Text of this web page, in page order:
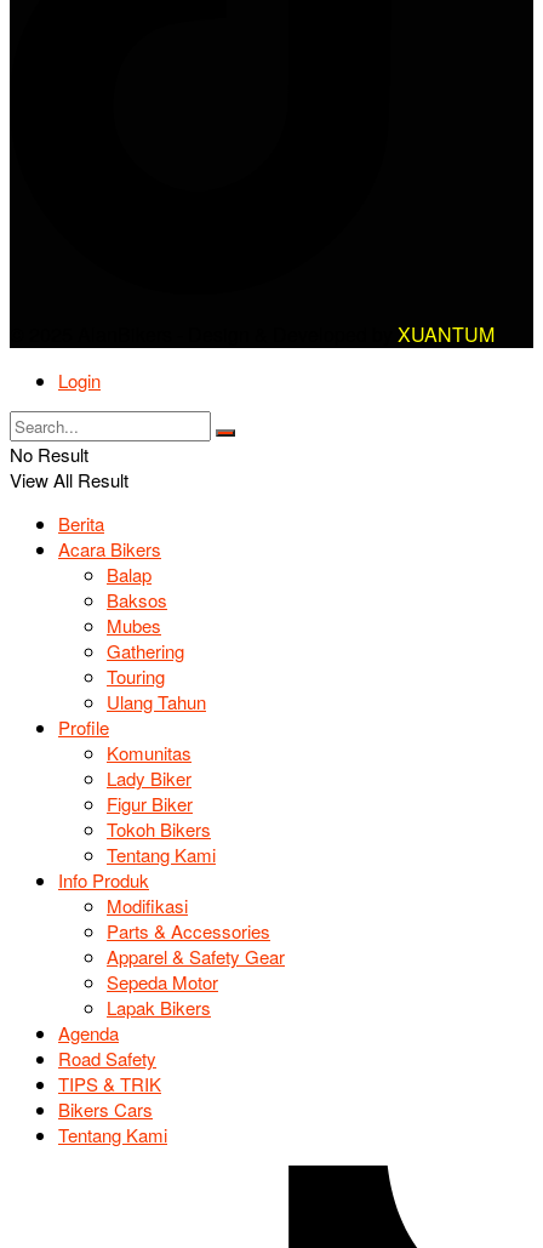
XUANTUM
Login
No Result
View All Result
Berita
Acara Bikers
Balap
Baksos
Mubes
Gathering
Touring
Ulang Tahun
Profile
Komunitas
Lady Biker
Figur Biker
Tokoh Bikers
Tentang Kami
Info Produk
Modifikasi
Parts & Accessories
Apparel & Safety Gear
Sepeda Motor
Lapak Bikers
Agenda
Road Safety
TIPS & TRIK
Bikers Cars
Tentang Kami